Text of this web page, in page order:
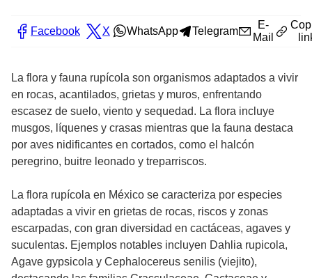
Facebook X WhatsApp Telegram
E-
Mail
La flora y fauna rupícola son organismos adaptados a vivir
en rocas, acantilados, grietas y muros, enfrentando
escasez de suelo, viento y sequedad. La flora incluye
musgos, líquenes y crasas mientras que la fauna destaca
por aves nidificantes en cortados, como el halcón
peregrino, buitre leonado y treparriscos.
La flora rupícola en México se caracteriza por especies
adaptadas a vivir en grietas de rocas, riscos y zonas
escarpadas, con gran diversidad en cactáceas, agaves y
suculentas. Ejemplos notables incluyen Dahlia rupicola,
Agave gypsicola y Cephalocereus senilis (viejito),